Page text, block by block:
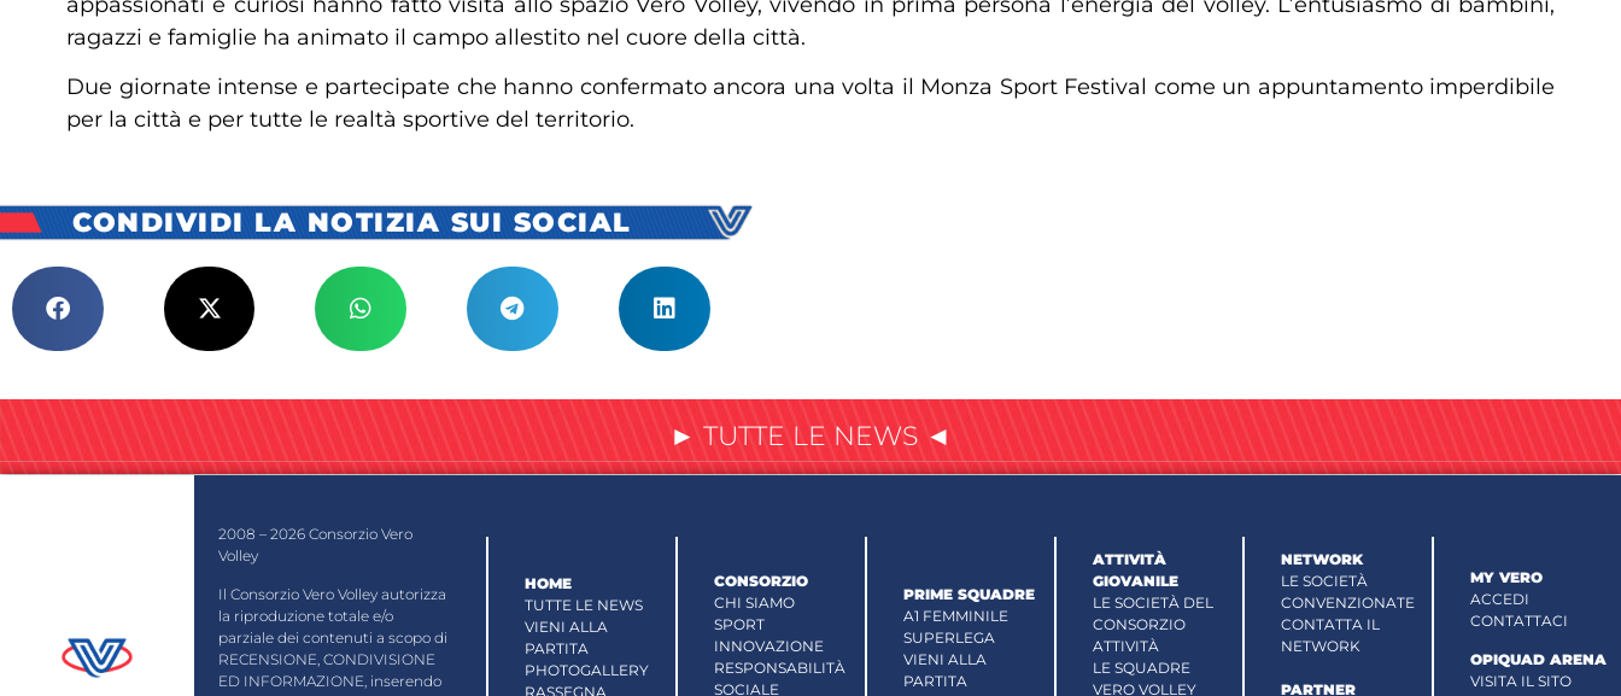
ragazzi e famiglie ha animato il campo allestito nel cuore della città.
Due giornate intense e partecipate che hanno confermato ancora una volta il Monza Sport Festival come un appuntamento imperdibile
per la città e per tutte le realtà sportive del territorio.
CONDIVIDI LA NOTIZIA SUI SOCIAL
► TUTTE LE NEWS ◄
2008 – 2026 Consorzio Vero
Volley
Il Consorzio Vero Volley autorizza
la riproduzione totale e/o
parziale dei contenuti a scopo di
RECENSIONE, CONDIVISIONE
ED INFORMAZIONE, inserendo
HOME
TUTTE LE NEWS
VIENI ALLA
PARTITA
PHOTOGALLERY
RASSEGNA
CONSORZIO
CHI SIAMO
SPORT
INNOVAZIONE
RESPONSABILITÀ
SOCIALE
PRIME SQUADRE
A1 FEMMINILE
SUPERLEGA
VIENI ALLA
PARTITA
ATTIVITÀ
GIOVANILE
LE SOCIETÀ DEL
CONSORZIO
ATTIVITÀ
LE SQUADRE
VERO VOLLEY
NETWORK
LE SOCIETÀ
CONVENZIONATE
CONTATTA IL
NETWORK
PARTNER
MY VERO
ACCEDI
CONTATTACI
OPIQUAD ARENA
VISITA IL SITO